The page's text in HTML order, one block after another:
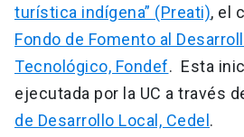
turística indígena” (Preati), el
Fondo de Fomento al
Tecnológico, Fondef. Esta
ejecutada por la UC a través
de Desarrollo Local, Cedel .